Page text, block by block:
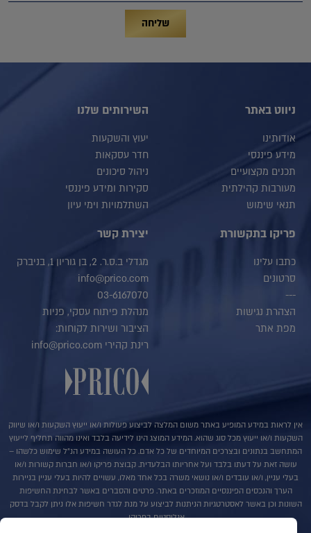
שליחה
ניווט באתר
אודותינו
מידע פיננסי
תכנים מקצועיים
מעורבות קהילתית
תנאי שימוש
השירותים שלנו
יעוץ והשקעות
חדר עסקאות
ניהול סיכונים
סקירות ומידע פיננסי
השתלמויות וימי עיון
פריקו בתקשורת
כתבו עלינו
סרטונים
---
הצהרת נגישות
מפת אתר
יצירת קשר
מגדלי ב.ס.ר. 2, בן גוריון 1, בניברק
info@prico.com
03-6167070
מנהלת פיתוח עסקי, פניות
הציבור ושירות לקוחות:
רינת קהירי info@prico.com
אין לראות במידע המופיע באתר משום המלצה לביצוע פעולות ו/או ייעוץ השקעות ו/או שיווק
השקעות ו/או ייעוץ מכל סוג שהוא. המידע המוצג הינו לידיעה בלבד ואינו מהווה תחליף לייעוץ
המתחשב בנתונים ובצרכים המיוחדים של כל אדם. כל העושה במידע הנ"ל שימוש כלשהו –
עושה זאת על דעתו בלבד ועל אחריותו הבלעדית. קבוצת פריקו ו/או חברות קשורות ו/או
בעלי עניין, ו/או עובדים ו/או נושאי משרה בכל אחד מאלו, עשויים להיות בעלי עניין בניירות
הערך והנכסים הפיננסיים המוזכרים באתר. פרטים והסברים באשר לבחינת החשיפות
השונות וכן באשר לאסטרטגיות הניתנות לביצוע על מנת לגדר חשיפות אלו ניתן לקבל בדסק
אנליסטים בפריקו.